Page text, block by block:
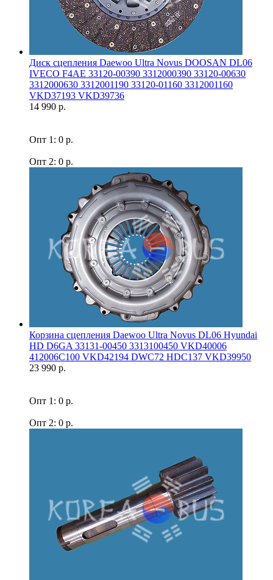
Диск сцепления Daewoo Ultra Novus DOOSAN DL06
IVECO F4AE 33120-00390 3312000390 33120-00630
3312000630 3312001190 33120-01160 3312001160
VKD37193 VKD39736
14 990 р.
Опт 1: 0 р.
Опт 2: 0 р.
Корзина сцепления Daewoo Ultra Novus DL06 Hyundai
HD D6GA 33131-00450 3313100450 VKD40006
412006C100 VKD42194 DWC72 HDC137 VKD39950
23 990 р.
Опт 1: 0 р.
Опт 2: 0 р.